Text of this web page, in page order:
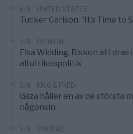
6/8 UNITED STATES
Tucker Carlson: ”It’s Time to
5/8 OPINION
Elsa Widding: Risken att
all utrikespolitik
5/8 KRIG & FRED
Gaza håller en av de största
någonsin
5/8 SVERIGE